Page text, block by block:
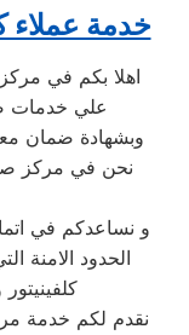
خدمة عملاء
علي خدمات
وبشهادة ضمان
نحن في مركز
و نساعدكم في
الحدود الامنة
نقدم لكم خدمة